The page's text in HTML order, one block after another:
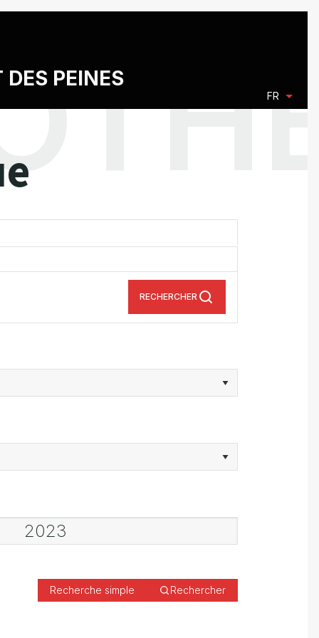
DES PEINES
FR
RECHERCHER
Recherche simple Rechercher